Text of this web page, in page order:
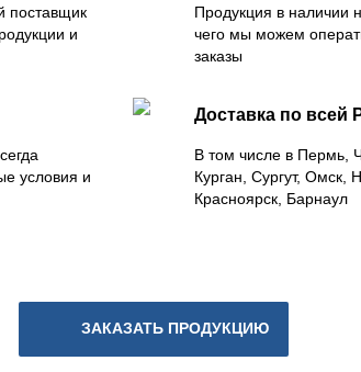
поставщик
и
Продукция в наличии
чего мы можем
заказы
условия и
Доставка по всей
В том числе в Пермь,
Курган, Сургут, Омск,
Красноярск, Барнаул
ЗАКАЗАТЬ ПРОДУКЦИЮ